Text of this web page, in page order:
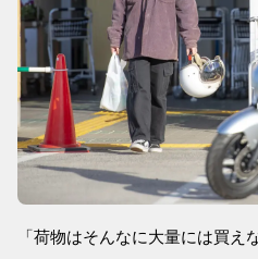
「荷物はそんなに大量には買え